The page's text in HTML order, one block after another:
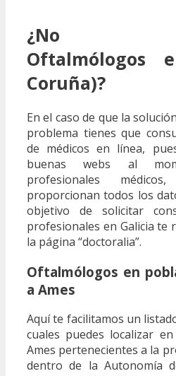
¿No
Oftalmólogos
Coruña)?
En el caso de que la
problema tienes que
de médicos en línea,
buenas webs al
profesionales
proporcionan todos los
objetivo de solicitar
profesionales en Galicia te
la página “doctoralia”.
Oftalmólogos en
a Ames
Aquí te facilitamos un
cuales puedes localizar
Ames pertenecientes a la
dentro de la Autonomía